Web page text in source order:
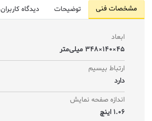
مشخصات فنی توضیحات دیدگاه کاربران
ابعاد
45×140×348 میلی‌متر
ارتباط بیسیم
دارد
اندازه صفحه نمایش
1.06 اینچ